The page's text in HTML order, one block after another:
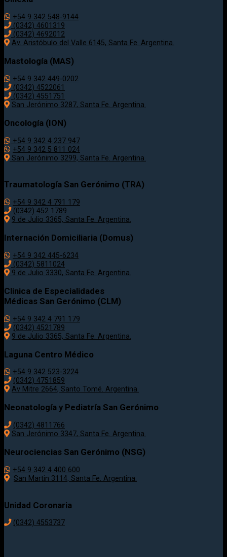
+54 9 342 548-9144
(0342) 4601319
(0342) 4692012
Av. Aristóbulo del Valle 6145, Santa Fe. Argentina.
Mastología (MAS)
+54 9 342 449-0202
(0342) 4522061
(0342) 4551751
San Jerónimo 3287, Santa Fe. Argentina.
Oncología (ION)
+54 9 342 4 237 947
+54 9 342 5 811 024
San Jerónimo 3299, Santa Fe. Argentina.
Traumatología San Gerónimo (TRA)
+54 9 342 4 791 179
(0342) 452 1789
9 de Julio 3365, Santa Fe. Argentina.
Internación Domiciliaria (Domus)
+54 9 342 445-6234
(0342) 5811024
9 de Julio 3330, Santa Fe. Argentina.
Clinica de Especialidades
Médicas San Gerónimo (CLM)
+54 9 342 4 791 179
(0342) 4521789
9 de Julio 3365, Santa Fe. Argentina.
Laguna Centro Médico
+54 9 342 523-3224
(0342) 4751859
Av Mitre 2664, Santo Tomé. Argentina.
Neonatología y Pediatría San Gerónimo
(0342) 4811766
San Jerónimo 3347, Santa Fe. Argentina.
Neurociencias San Gerónimo (NSG)
+54 9 342 4 400 600
San Martin 3114, Santa Fe. Argentina.
Unidad Coronaria
(0342) 4553737